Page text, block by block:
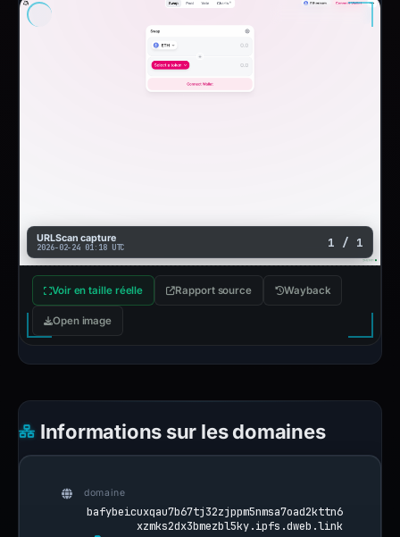
URLScan capture
2026-02-24 01:18 UTC 1 / 1
Voir en taille réelle Rapport source Wayback
Open image
Informations sur les domaines
domaine
bafybeicuxqau7b67tj32zjppm5nmsa7oad2kttn6
xzmks2dx3bmezbl5ky.ipfs.dweb.link